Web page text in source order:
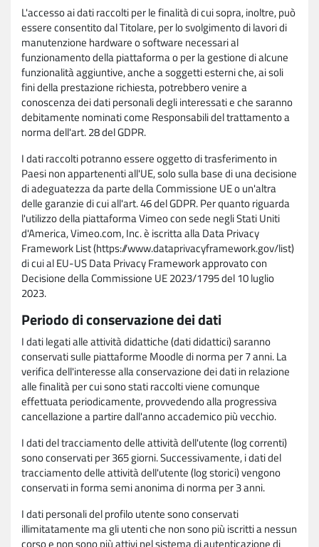
L'accesso ai dati raccolti per le finalità di cui sopra, inoltre, può
essere consentito dal Titolare, per lo svolgimento di lavori di
manutenzione hardware o software necessari al
funzionamento della piattaforma o per la gestione di alcune
funzionalità aggiuntive, anche a soggetti esterni che, ai soli
fini della prestazione richiesta, potrebbero venire a
conoscenza dei dati personali degli interessati e che saranno
debitamente nominati come Responsabili del trattamento a
norma dell'art. 28 del GDPR.
I dati raccolti potranno essere oggetto di trasferimento in
Paesi non appartenenti all'UE, solo sulla base di una decisione
di adeguatezza da parte della Commissione UE o un'altra
delle garanzie di cui all'art. 46 del GDPR. Per quanto riguarda
l'utilizzo della piattaforma Vimeo con sede negli Stati Uniti
d'America, Vimeo.com, Inc. è iscritta alla Data Privacy
Framework List (https://www.dataprivacyframework.gov/list)
di cui al EU-US Data Privacy Framework approvato con
Decisione della Commissione UE 2023/1795 del 10 luglio
2023.
Periodo di conservazione dei dati
I dati legati alle attività didattiche (dati didattici) saranno
conservati sulle piattaforme Moodle di norma per 7 anni. La
verifica dell'interesse alla conservazione dei dati in relazione
alle finalità per cui sono stati raccolti viene comunque
effettuata periodicamente, provvedendo alla progressiva
cancellazione a partire dall'anno accademico più vecchio.
I dati del tracciamento delle attività dell'utente (log correnti)
sono conservati per 365 giorni. Successivamente, i dati del
tracciamento delle attività dell'utente (log storici) vengono
conservati in forma semi anonima di norma per 3 anni.
I dati personali del profilo utente sono conservati
illimitatamente ma gli utenti che non sono più iscritti a nessun
corso e non sono più attivi nel sistema di autenticazione di